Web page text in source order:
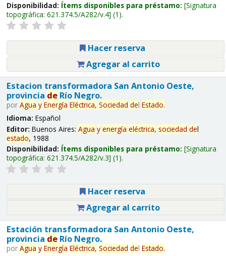
Disponibilidad: Ítems disponibles para préstamo: Signatura
topográfica: 621.374.5/A282/v.4 (1).
Hacer reserva
Agregar al carrito
Estacion transformadora San Antonio Oeste,
provincia deRío Negro.
por Agua y Energía Eléctrica, Sociedad del Estado.
Idioma: Español
Editor: Buenos Aires: Agua y energía eléctrica, sociedad del
estado, 1988
Disponibilidad: Ítems disponibles para préstamo: Signatura
topográfica: 621.374.5/A282/v.3 (1).
Hacer reserva
Agregar al carrito
Estación transformadora San Antonio Oeste,
provincia deRío Negro.
por Agua y Energía Eléctrica, Sociedad del Estado.